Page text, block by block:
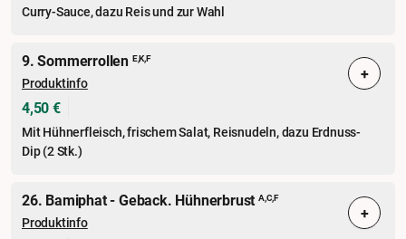
Curry-Sauce, dazu Reis und zur Wahl
9. Sommerrollen E,K,F
Produktinfo
4,50 €
Mit Hühnerfleisch, frischem Salat, Reisnudeln, dazu Erdnuss-
Dip (2 Stk.)
+
26. Bamiphat - Geback. Hühnerbrust A,C,F
Produktinfo +